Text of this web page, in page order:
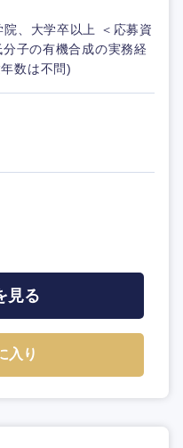
、大学卒以上 ＜応募資
子の有機合成の実務経
数は不問)
見る
入り